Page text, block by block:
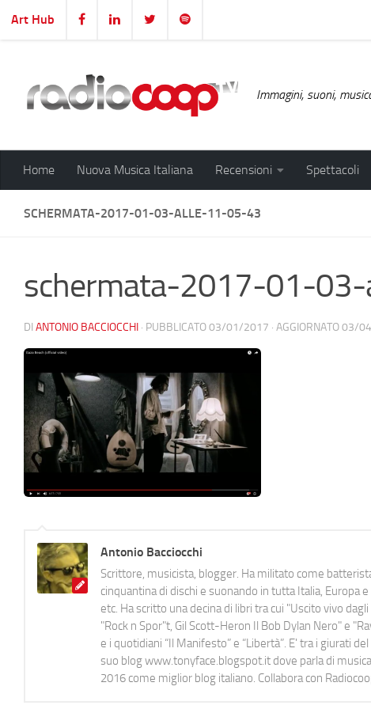
Salta al contenuto
Art Hub
Immagini, suoni,
Home Nuova Musica Italiana Recensioni Spettacoli
SCHERMATA-2017-01-03-ALLE-11-05-43
schermata-2017-01-
DI ANTONIO BACCIOCCHI · PUBBLICATO03/01/2017 · AGGIORNATO03/
Antonio Bacciocchi
Scrittore, musicista, blogger. Ha militato come
cinquantina di dischi e suonando in tutta Italia, Europa
etc. Ha scritto una decina di libri tra cui "Uscito vivo
"Rock n Spor"t, Gil Scott-Heron Il Bob Dylan Nero" e
e i quotidiani “Il Manifesto” e “Libertà”. E' tra i giurati
suo blog www.tonyface.blogspot.it dove parla di
2016 come miglior blog italiano. Collabora con